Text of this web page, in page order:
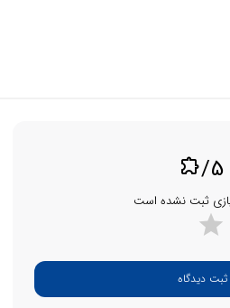
extension/5
ثبت نشده است
ثبت دیدگاه